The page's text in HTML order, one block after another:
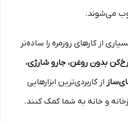
می‌شوند.
از کارهای روزمره را ساده‌تر
بدون روغن، جارو شارژی،
از کاربردی‌ترین ابزارهایی
و خانه به شما کمک کنند.